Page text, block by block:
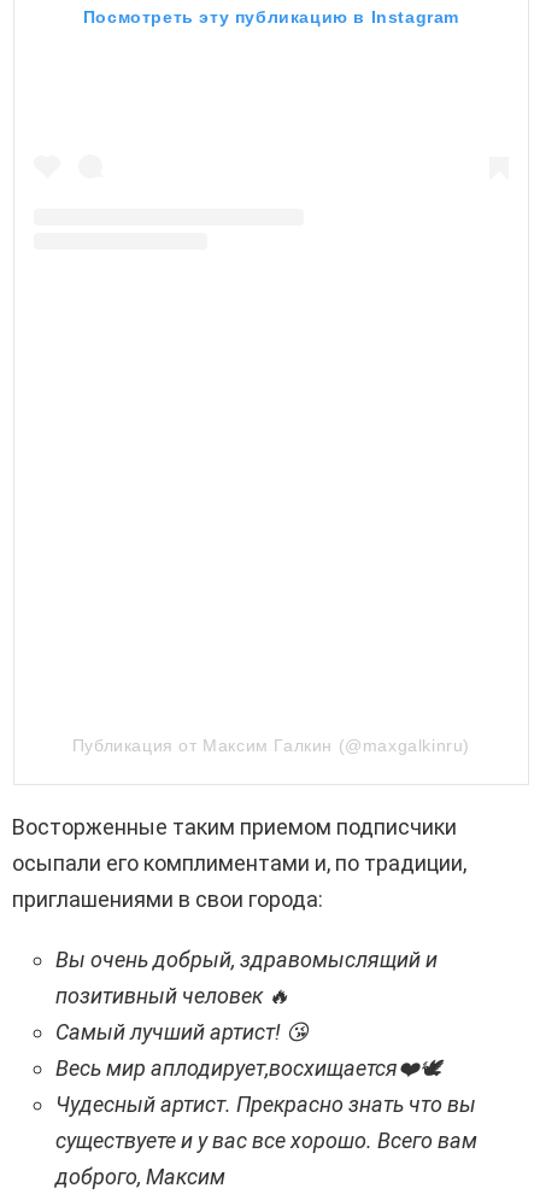
Посмотреть эту публикацию в Instagram
Публикация от Максим Галкин (@maxgalkinru)
Восторженные таким приемом подписчики
осыпали его комплиментами и, по традиции,
приглашениями в свои города:
Вы очень добрый, здравомыслящий и
позитивный человек 🔥
Самый лучший артист! 😘
Весь мир аплодирует,восхищается❤️🕊
Чудесный артист. Прекрасно знать что вы
существуете и у вас все хорошо. Всего вам
доброго, Максим